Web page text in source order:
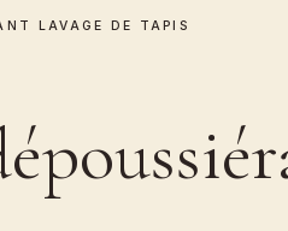
LAVAGE DE TAPIS